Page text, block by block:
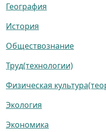
География
История
Обществознание
Труд(технологии)
Физическая
Экология
Экономика